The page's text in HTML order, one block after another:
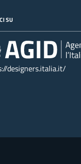
SU
designers.italia.it/